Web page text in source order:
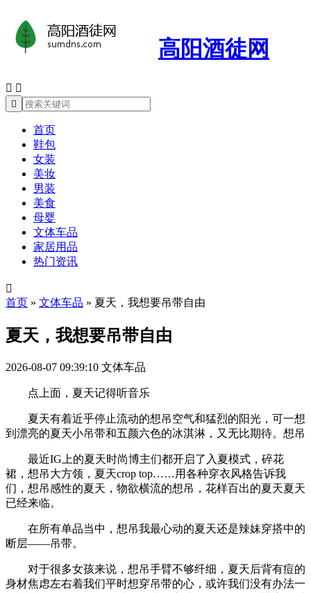
高阳酒徒网
 

首页
鞋包
女装
美妆
男装
美食
母婴
文体车品
家居用品
热门资讯

首页 » 文体车品 » 夏天，我想要吊带自由
夏天，我想要吊带自由
2026-08-07 09:39:10 文体车品
点上面，夏天记得听音乐
夏天有着近乎停止流动的想吊空气和猛烈的阳光，可一想
到漂亮的夏天小吊带和五颜六色的冰淇淋，又无比期待。想吊
最近IG上的夏天时尚博主们都开启了入夏模式，碎花
裙，想吊大方领，夏天crop top……用各种穿衣风格告诉我
们，想吊感性的夏天，物欲横流的想吊，花样百出的夏天夏天
已经来临。
在所有单品当中，想吊我最心动的夏天还是辣妹穿搭中的
断层——吊带。
对于很多女孩来说，想吊手臂不够纤细，夏天后背有痘的
身材焦虑左右着我们平时想穿吊带的心，或许我们没有办法一